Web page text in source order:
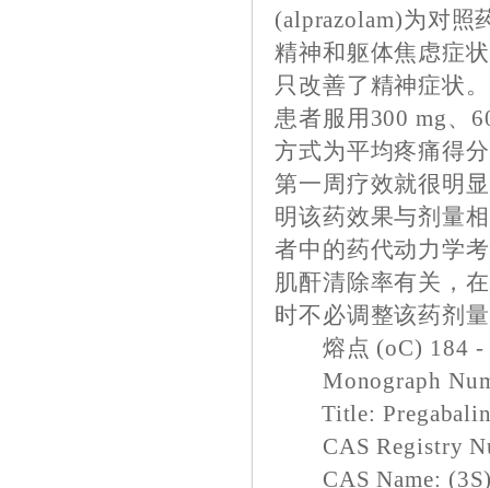
(alprazolam)为对照
精神和躯体焦虑症
只改善了精神症状
患者服用300 mg、
方式为平均疼痛得
第一周疗效就很明
明该药效果与剂量
者中的药代动力学
肌酐清除率有关，
时不必调整该药剂
熔点 (oC) 184 -
Monograph
Title:
CAS Registry
CAS Name: (3S)-